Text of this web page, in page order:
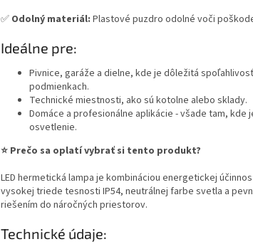
✅ Odolný materiál: Plastové puzdro odolné voči
Ideálne pre:
Pivnice, garáže a dielne, kde je dôležitá
podmienkach.
Technické miestnosti, ako sú kotolne alebo sklady.
Domáce a profesionálne aplikácie - všade tam, kde
osvetlenie.
⭐ Prečo sa oplatí vybrať si tento produkt?
LED hermetická lampa je kombináciou energetickej
vysokej triede tesnosti IP54, neutrálnej farbe svetla a
riešením do náročných priestorov.
Technické údaje: